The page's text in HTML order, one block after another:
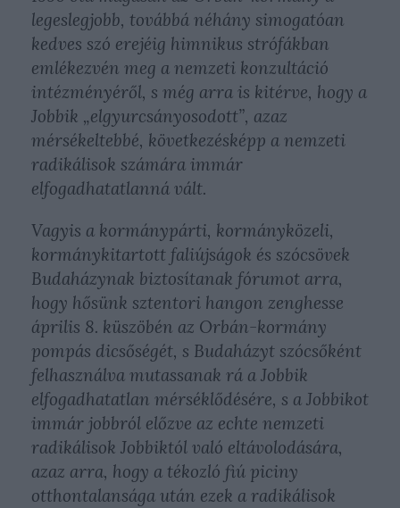
legeslegjobb, továbbá néhány simogatóan
kedves szó erejéig himnikus strófákban
emlékezvén meg a nemzeti konzultáció
intézményéről, s még arra is kitérve, hogy a
Jobbik „elgyurcsányosodott”, azaz
mérsékeltebbé, következésképp a nemzeti
radikálisok számára immár
elfogadhatatlanná vált.
Vagyis a kormánypárti, kormányközeli,
kormánykitartott faliújságok és szócsövek
Budaházynak biztosítanak fórumot arra,
hogy hősünk sztentori hangon zenghesse
április 8. küszöbén az Orbán-kormány
pompás dicsőségét, s Budaházyt szócsőként
felhasználva mutassanak rá a Jobbik
elfogadhatatlan mérséklődésére, s a Jobbikot
immár jobbról előzve az echte nemzeti
radikálisok Jobbiktól való eltávolodására,
azaz arra, hogy a tékozló fiú piciny
otthontalansága után ezek a radikálisok